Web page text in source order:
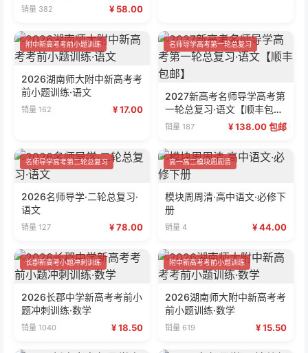
销量 382 ¥ 58.00
附中新高考考前小题训练
2026湖南师大附中新高考考
前小题训练·语文
销量 162 ¥ 17.00
名师导学高考第一轮总复习
2027新高考名师导学高考第
一轮总复习·语文【顺丰包
邮】
销量 187 ¥ 138.00 包邮
名师导学高考第二轮总复习
2026名师导学·二轮总复习·
语文
销量 127 ¥ 78.00
高一高二模块周周清
模块周周清·高中语文·必修下
册
销量 4 ¥ 44.00
长郡新高考小题冲刺训练
2026长郡中学新高考考前小
题冲刺训练·数学
销量 1040 ¥ 18.50
附中新高考考前小题训练
2026湖南师大附中新高考考
前小题训练·数学
销量 619 ¥ 15.50